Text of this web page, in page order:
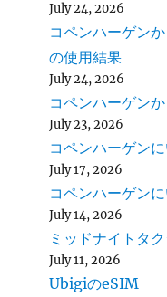
July 24, 2026
コペンハーゲン
の使用結果
July 24, 2026
コペンハーゲン
July 23, 2026
コペンハーゲン
July 17, 2026
コペンハーゲン
July 14, 2026
ミッドナイトタ
July 11, 2026
UbigiのeSIM